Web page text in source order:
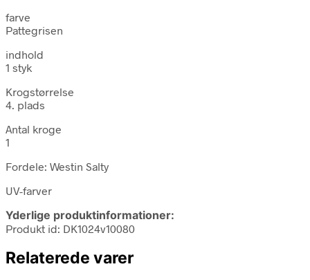
farve
Pattegrisen
indhold
1 styk
Krogstørrelse
4. plads
Antal kroge
1
Fordele: Westin Salty
UV-farver
Yderlige produktinformationer:
Produkt id: DK1024v10080
Relaterede varer